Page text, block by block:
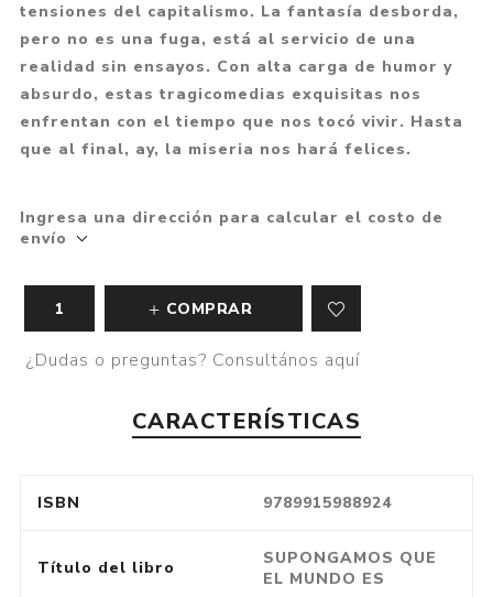
tensiones del capitalismo. La fantasía desborda,
pero no es una fuga, está al servicio de una
realidad sin ensayos. Con alta carga de humor y
absurdo, estas tragicomedias exquisitas nos
enfrentan con el tiempo que nos tocó vivir. Hasta
que al final, ay, la miseria nos hará felices.
Ingresa una dirección para calcular el costo de
envío
COMPRAR
¿Dudas o preguntas? Consultános aquí
CARACTERÍSTICAS
ISBN 9789915988924
Título del libro
SUPONGAMOS QUE
EL MUNDO ES